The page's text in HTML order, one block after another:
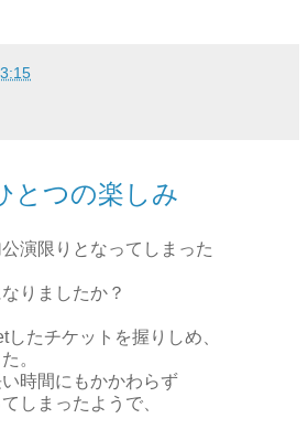
とつの楽しみ
演限りとなってしまった
りましたか？
たチケットを握りしめ、
。
時間にもかかわらず
しまったようで、